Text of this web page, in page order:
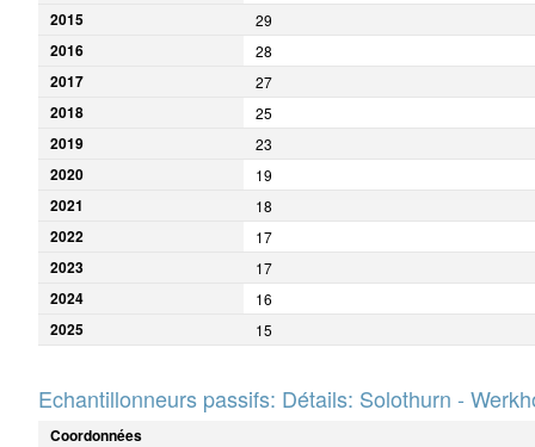
2015 29
2016 28
2017 27
2018 25
2019 23
2020 19
2021 18
2022 17
2023 17
2024 16
2025 15
Echantillonneurs passifs: Détails: Solothurn -
Coordonnées